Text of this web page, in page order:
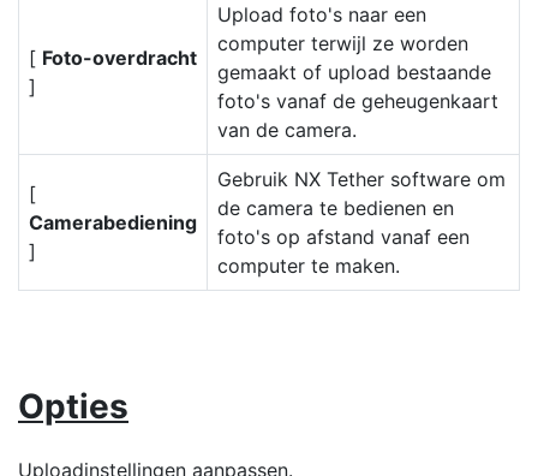
[ Foto-overdracht
]
Upload foto's naar een
computer terwijl ze worden
gemaakt of upload bestaande
foto's vanaf de geheugenkaart
van de camera.
[
Camerabediening
]
Gebruik NX Tether software om
de camera te bedienen en
foto's op afstand vanaf een
computer te maken.
Opties
Uploadinstellingen aanpassen.